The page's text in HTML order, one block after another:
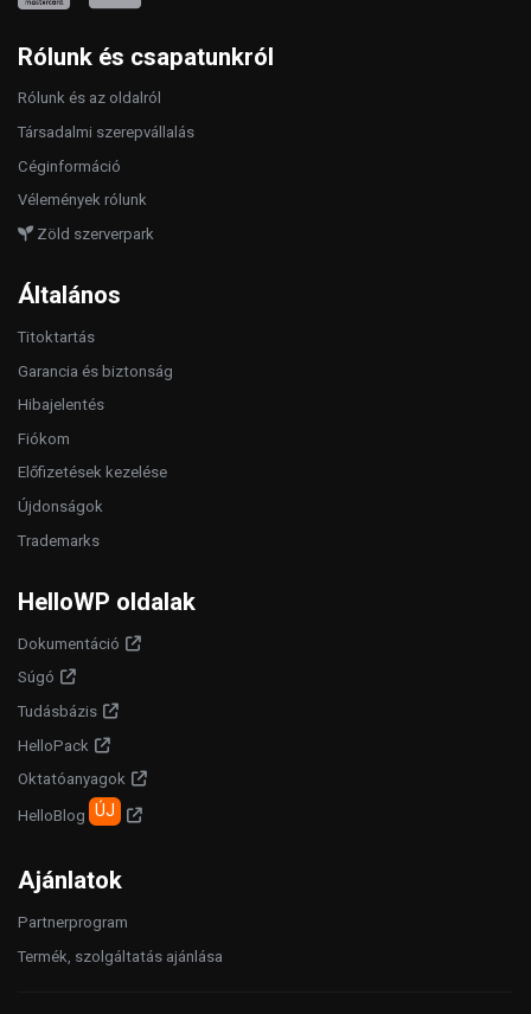
Rólunk és csapatunkról
Rólunk és az oldalról
Társadalmi szerepvállalás
Céginformáció
Vélemények rólunk
Zöld szerverpark
Általános
Titoktartás
Garancia és biztonság
Hibajelentés
Fiókom
Előfizetések kezelése
Újdonságok
Trademarks
HelloWP oldalak
Dokumentáció
Súgó
Tudásbázis
HelloPack
Oktatóanyagok
HelloBlog ÚJ
Ajánlatok
Partnerprogram
Termék, szolgáltatás ajánlása